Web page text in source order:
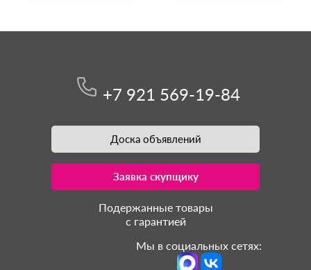
+7 921 569-19-84
Доска объявлений
Заявка скупщику
Подержанные товары
с гарантией
Мы в социальных сетях: